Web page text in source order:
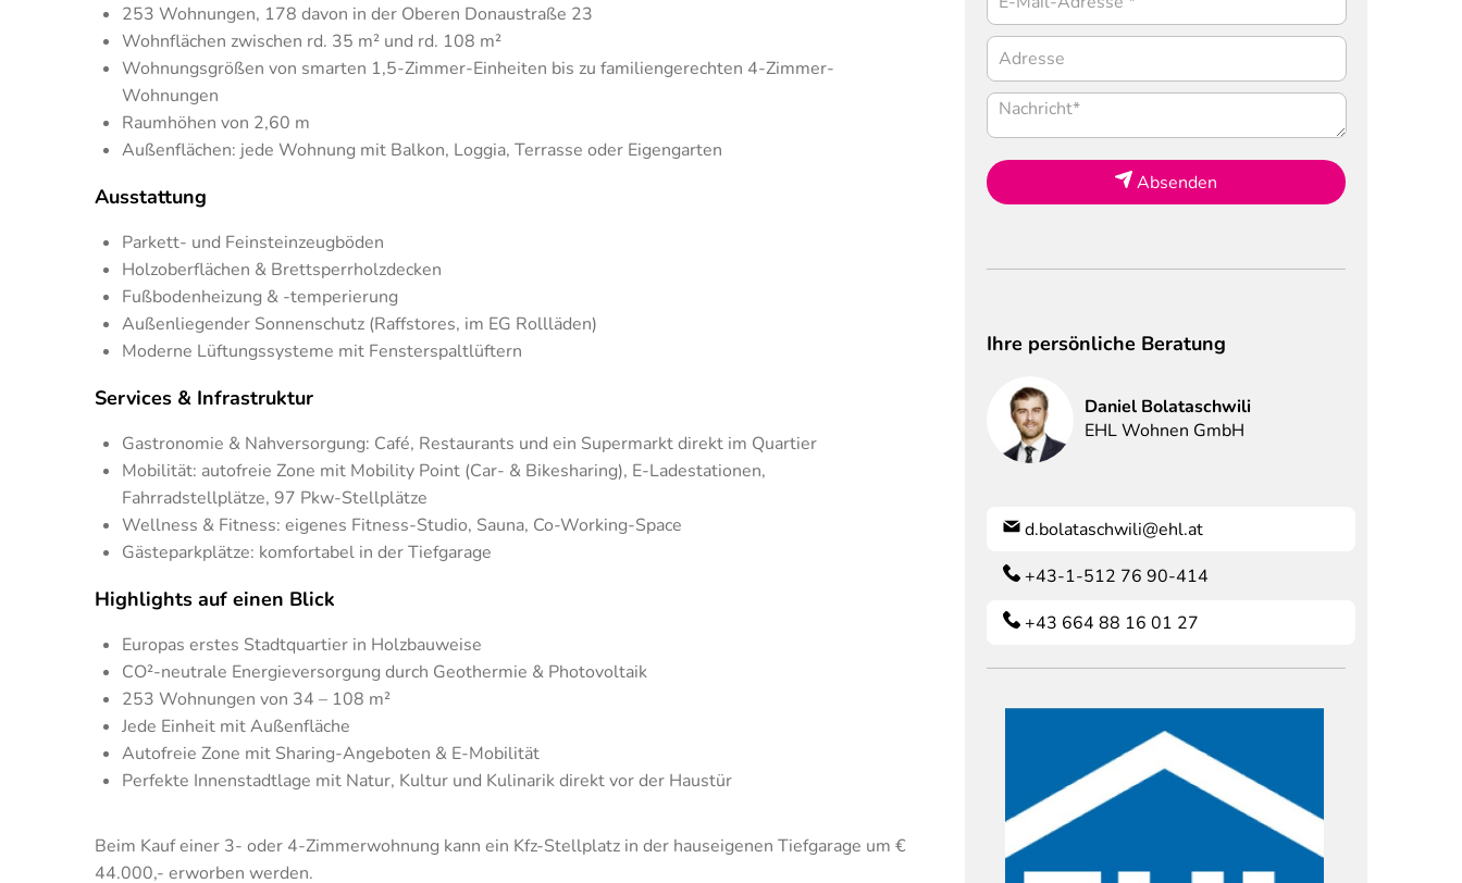
253 Wohnungen, 178 davon in der Oberen Donaustraße 23
Wohnflächen zwischen rd. 35 m² und rd. 108 m²
Wohnungsgrößen von smarten 1,5-Zimmer-Einheiten bis zu familiengerechten 4-Zimmer-
Wohnungen
Raumhöhen von 2,60 m
Außenflächen: jede Wohnung mit Balkon, Loggia, Terrasse oder Eigengarten
Ausstattung
Parkett- und Feinsteinzeugböden
Holzoberflächen & Brettsperrholzdecken
Fußbodenheizung & -temperierung
Außenliegender Sonnenschutz (Raffstores, im EG Rollläden)
Moderne Lüftungssysteme mit Fensterspaltlüftern
Services & Infrastruktur
Gastronomie & Nahversorgung: Café, Restaurants und ein Supermarkt direkt im Quartier
Mobilität: autofreie Zone mit Mobility Point (Car- & Bikesharing), E-Ladestationen,
Fahrradstellplätze, 97 Pkw-Stellplätze
Wellness & Fitness: eigenes Fitness-Studio, Sauna, Co-Working-Space
Gästeparkplätze: komfortabel in der Tiefgarage
Highlights auf einen Blick
Europas erstes Stadtquartier in Holzbauweise
CO²-neutrale Energieversorgung durch Geothermie & Photovoltaik
253 Wohnungen von 34 – 108 m²
Jede Einheit mit Außenfläche
Autofreie Zone mit Sharing-Angeboten & E-Mobilität
Perfekte Innenstadtlage mit Natur, Kultur und Kulinarik direkt vor der Haustür
Beim Kauf einer 3- oder 4-Zimmerwohnung kann ein Kfz-Stellplatz in der hauseigenen Tiefgarage um €
44.000,- erworben werden.
Absenden
Ihre persönliche Beratung
Daniel Bolataschwili
EHL Wohnen GmbH
d.bolataschwili@ehl.at
+43-1-512 76 90-414
+43 664 88 16 01 27